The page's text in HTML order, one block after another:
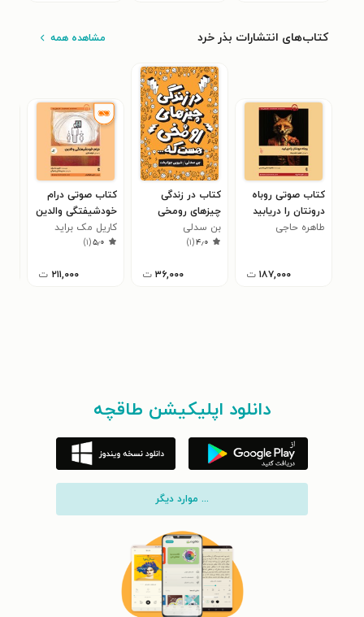
کتاب‌های انتشارات بذر خرد مشاهده همه
کتاب صوتی روباه
درونتان را دریابید
طاهره حاجی
۱۸۷,۰۰۰ ت
کتاب در زندگی
چیزهای رومخی
هست که...
بن سدلی
۴٫۰(۱)
۳۶,۰۰۰ ت
کتاب صوتی درام
خودشیفتگی والدین
کاریل مک براید
۵٫۰(۱)
۲۱۱,۰۰۰ ت
دانلود اپلیکیشن طاقچه
... موارد دیگر